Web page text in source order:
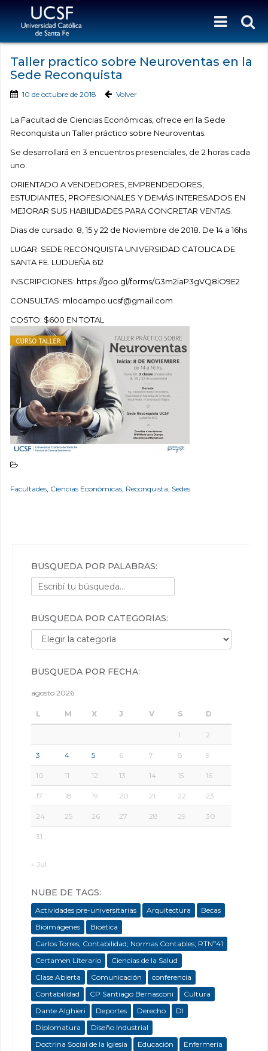
Taller practico sobre Neuroventas en la
Sede Reconquista
10 de octubre de 2018 Volver
La Facultad de Ciencias Económicas, ofrece en la Sede
Reconquista un Taller práctico sobre Neuroventas.
Se desarrollará en 3 encuentros presenciales, de 2 horas cada
uno.
ORIENTADO A VENDEDORES, EMPRENDEDORES,
ESTUDIANTES, PROFESIONALES Y DEMÁS INTERESADOS EN
MEJORAR SUS HABILIDADES PARA CONCRETAR VENTAS.
Dias de cursado: 8, 15 y 22 de Noviembre de 2018. De 14 a 16hs
LUGAR: SEDE RECONQUISTA UNIVERSIDAD CATOLICA DE
SANTA FE. LUDUEÑA 612
INSCRIPCIONES: https://goo.gl/forms/G3m2iaP3gVQ8iO9E2
CONSULTAS: mlocampo.ucsf@gmail.com
COSTO: $600 EN TOTAL
Facultades, Ciencias Económicas, Reconquista, Sedes
BÚSQUEDA POR PALABRAS:
BÚSQUEDA POR CATEGORÍAS:
Búsqueda por categorías:
BÚSQUEDA POR FECHA:
agosto 2026
L M X J V S D
1 2
3 4 5 6 7 8 9
10 11 12 13 14 15 16
17 18 19 20 21 22 23
24 25 26 27 28 29 30
31
« Jul
NUBE DE TAGS:
Actividades pre-universitarias Arquitectura
Becas
Bioimágenes
Bioética
Carlos Torres; Contabilidad; Normas Contables; RTNº41
Certamen Literario
Ciencias de la Salud
Clase Abierta
Comunicación
conferencia
Contabilidad
CP Santiago Bernasconi
Cultura
Dante Alghieri
Deportes Derecho
DI
Diplomatura
Diseño Industrial
Doctrina Social de la Iglesia
Educación
Enfermeria